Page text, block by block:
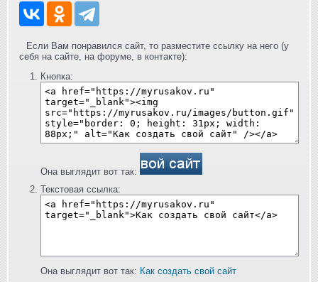
Если Вам понравился сайт, то разместите ссылку на него (у
себя на сайте, на форуме, в контакте):
Кнопка:
Она выглядит вот так:
Текстовая ссылка:
Она выглядит вот так: Как создать свой сайт